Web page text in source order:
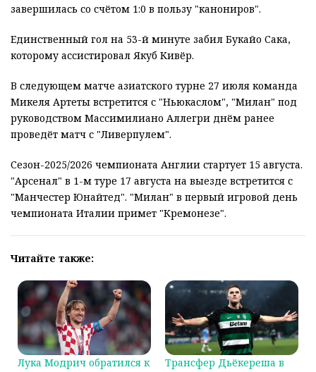
завершилась со счётом 1:0 в пользу "канониров".
Единственный гол на 53-й минуте забил Букайо Сака,
которому ассистировал Якуб Кивёр.
В следующем матче азиатского турне 27 июля команда
Микеля Артеты встретится с "Ньюкаслом", "Милан" под
руководством Массимилиано Аллегри днём ранее
проведёт матч с "Ливерпулем".
Сезон-2025/2026 чемпионата Англии стартует 15 августа.
"Арсенал" в 1-м туре 17 августа на выезде встретится с
"Манчестер Юнайтед". "Милан" в первый игровой день
чемпионата Италии примет "Кремонезе".
Читайте также:
Лука Модрич обратился к
Трансфер Дьёкереша в